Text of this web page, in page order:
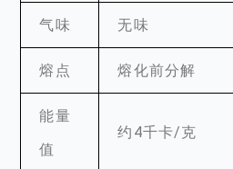
气味 无味
熔点 熔化前分解
能量
值
约4千卡/克